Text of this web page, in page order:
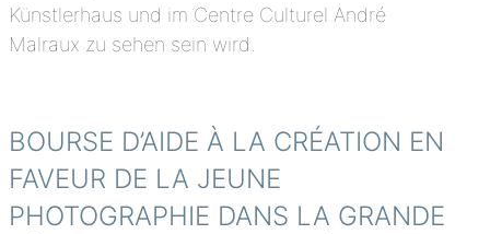
Künstlerhaus und im Centre Culturel André
Malraux zu sehen sein wird.
BOURSE D’AIDE À LA CRÉATION EN
FAVEUR DE LA JEUNE
PHOTOGRAPHIE DANS LA GRANDE